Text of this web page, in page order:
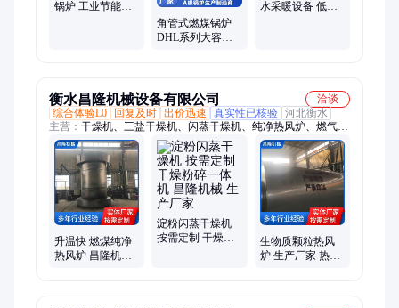
锅炉 工业节能环
角管式燃煤锅炉
DHL系列大容量
水采暖设备 低能
衡水昌隆机械设备有限公司
洽谈
综合体验L0
回复及时 出价迅速 真实性已核验 河北衡水
主营： 干燥机、三盐干燥机、闪蒸干燥机、纯净热风炉、燃气直
燃炉、振动流化床干燥机
升温快 燃煤纯净
热风炉 昌隆机械
淀粉闪蒸干燥机
按需定制 干燥粉
生物质颗粒热风
炉 生产厂家 热效